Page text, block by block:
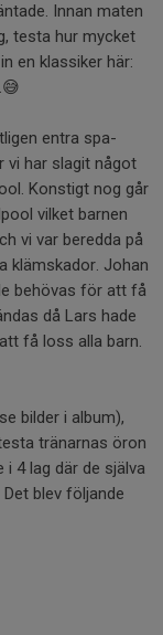
Innan maten
testa hur mycket
en klassiker här:
entra spa-
vi har slagit något
Konstigt nog går
vilket barnen
vi var beredda på
klämskador. Johan
behövas för att få
då Lars hade
få loss alla barn.
bilder i album),
tränarnas öron
i 4 lag där de själva
blev följande